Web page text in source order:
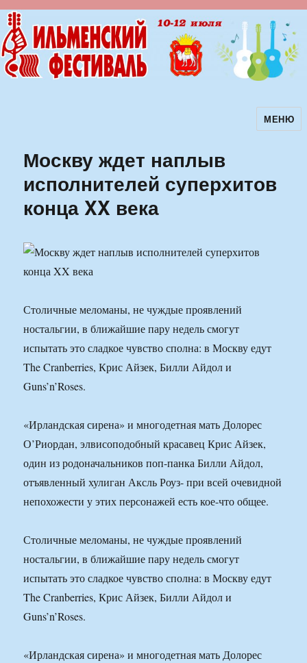
Ильменский фестиваль авторскойМЕНЮ
Москву ждет наплыв
исполнителей суперхитов
конца XX века
Столичные меломаны, не чуждые проявлений
ностальгии, в ближайшие пару недель смогут
испытать это сладкое чувство сполна: в Москву едут
The Cranberries, Крис Айзек, Билли Айдол и
Guns’n’Roses.
«Ирландская сирена» и многодетная мать Долорес
О’Риордан, элвисоподобный красавец Крис Айзек,
один из родоначальников поп-панка Билли Айдол,
отъявленный хулиган Аксль Роуз- при всей очевидной
непохожести у этих персонажей есть кое-что общее.
Столичные меломаны, не чуждые проявлений
ностальгии, в ближайшие пару недель смогут
испытать это сладкое чувство сполна: в Москву едут
The Cranberries, Крис Айзек, Билли Айдол и
Guns’n’Roses.
«Ирландская сирена» и многодетная мать Долорес